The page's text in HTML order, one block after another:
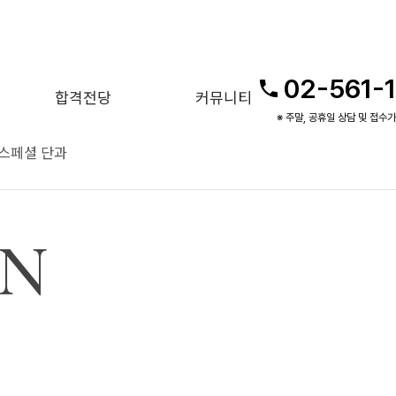
페셜 단과
합격전당 커뮤니티 02-561-
※ 주말, 공휴일 상담 및 접수